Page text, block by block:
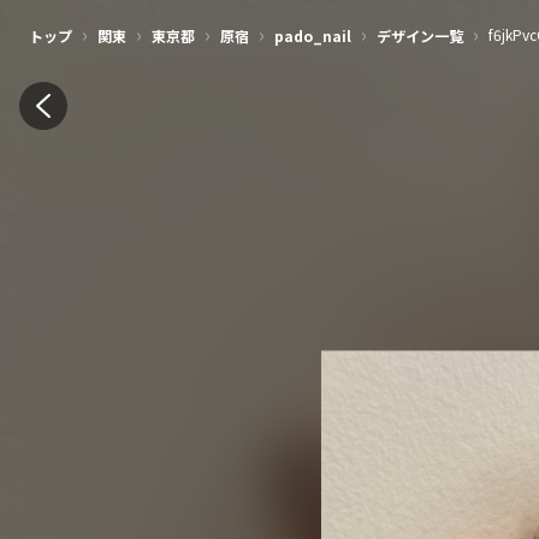
トップ › 関東 › 東京都 › 原宿 › pado_nail › デザイン一覧 ›